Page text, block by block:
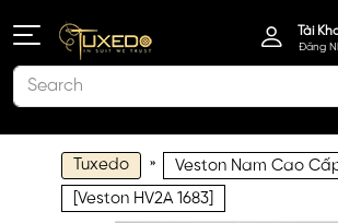
Tài
Đăng
Tuxedo » Veston Nam Cao
[Veston HV2A 1683]